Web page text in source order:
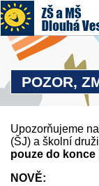
POZOR,
Upozorňujeme
(ŠJ) a školní
pouze do konce
NOVĚ: